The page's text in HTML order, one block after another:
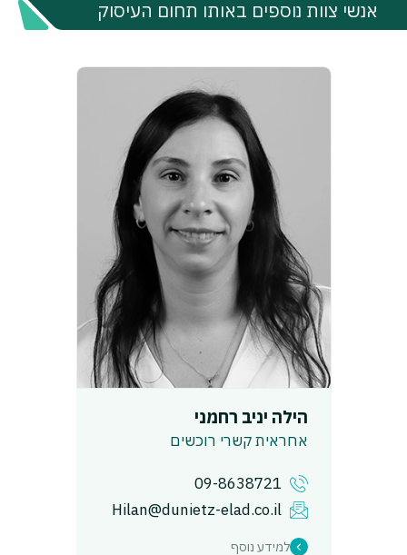
אנשי צוות נוספים באותו תחום העיסוק
הילה יניב רחמני
אחראית קשרי רוכשים
09-8638721
Hilan@dunietz-elad.co.il
למידע נוסף